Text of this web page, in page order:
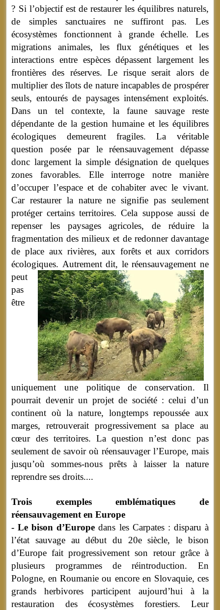
? Si l’objectif est de restaurer les équilibres naturels,
de simples sanctuaires ne suffiront pas. Les
écosystèmes fonctionnent à grande échelle. Les
migrations animales, les flux génétiques et les
interactions entre espèces dépassent largement les
frontières des réserves. Le risque serait alors de
multiplier des îlots de nature incapables de prospérer
seuls, entourés de paysages intensément exploités.
Dans un tel contexte, la faune sauvage reste
dépendante de la gestion humaine et les équilibres
écologiques demeurent fragiles. La véritable
question posée par le réensauvagement dépasse
donc largement la simple désignation de quelques
zones favorables. Elle interroge notre manière
d’occuper l’espace et de cohabiter avec le vivant.
Car restaurer la nature ne signifie pas seulement
protéger certains territoires. Cela suppose aussi de
repenser les paysages agricoles, de réduire la
fragmentation des milieux et de redonner davantage
de place aux rivières, aux forêts et aux corridors
écologiques. Autrement dit, le réensauvagement ne
peut
pas
être
uniquement une politique de conservation. Il
pourrait devenir un projet de société : celui d’un
continent où la nature, longtemps repoussée aux
marges, retrouverait progressivement sa place au
cœur des territoires. La question n’est donc pas
seulement de savoir où réensauvager l’Europe, mais
jusqu’où sommes-nous prêts à laisser la nature
reprendre ses droits....
Trois exemples emblématiques de
réensauvagement en Europe
- Le bison d’Europe dans les Carpates : disparu à
l’état sauvage au début du 20e siècle, le bison
d’Europe fait progressivement son retour grâce à
plusieurs programmes de réintroduction. En
Pologne, en Roumanie ou encore en Slovaquie, ces
grands herbivores participent aujourd’hui à la
restauration des écosystèmes forestiers. Leur